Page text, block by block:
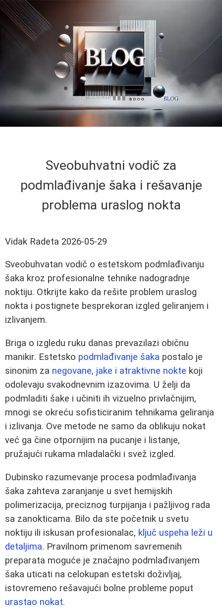
Sveobuhvatni vodič za
podmlađivanje šaka i rešavanje
problema uraslog nokta
Vidak Radeta 2026-05-29
Sveobuhvatan vodič o estetskom podmlađivanju
šaka kroz profesionalne tehnike nadogradnje
noktiju. Otkrijte kako da rešite problem uraslog
nokta i postignete besprekoran izgled geliranjem i
izlivanjem.
Briga o izgledu ruku danas prevazilazi običnu
manikir. Estetsko podmlađivanje šaka postalo je
sinonim za negovane, jake i atraktivne nokte koji
odolevaju svakodnevnim izazovima. U želji da
podmladiti šake i učiniti ih vizuelno privlačnijim,
mnogi se okreću sofisticiranim tehnikama geliranja
i izlivanja. Ove metode ne samo da oblikuju nokat
već ga čine otpornijim na pucanje i listanje,
pružajući rukama mladalački i svež izgled.
Dubinsko razumevanje procesa podmlađivanja
šaka zahteva zaranjanje u svet hemijskih
polimerizacija, preciznog turpijanja i pažljivog rada
sa zanokticama. Bilo da ste početnik u svetu
noktiju ili iskusan profesionalac, ključ uspeha leži u
detaljima. Pravilnom primenom savremenih
preparata moguće je značajno podmlađivanjem
šaka uticati na celokupan estetski doživljaj,
istovremeno rešavajući bolne probleme poput
urastao nokat.